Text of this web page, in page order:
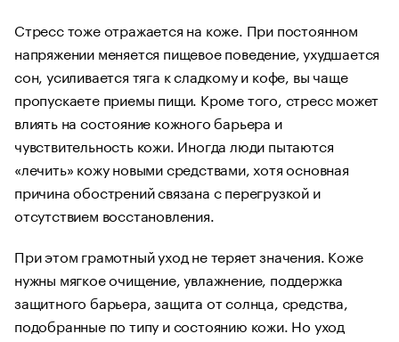
Стресс тоже отражается на коже. При постоянном
напряжении меняется пищевое поведение, ухудшается
сон, усиливается тяга к сладкому и кофе, вы чаще
пропускаете приемы пищи. Кроме того, стресс может
влиять на состояние кожного барьера и
чувствительность кожи. Иногда люди пытаются
«лечить» кожу новыми средствами, хотя основная
причина обострений связана с перегрузкой и
отсутствием восстановления.
При этом грамотный уход не теряет значения. Коже
нужны мягкое очищение, увлажнение, поддержка
защитного барьера, защита от солнца, средства,
подобранные по типу и состоянию кожи. Но уход